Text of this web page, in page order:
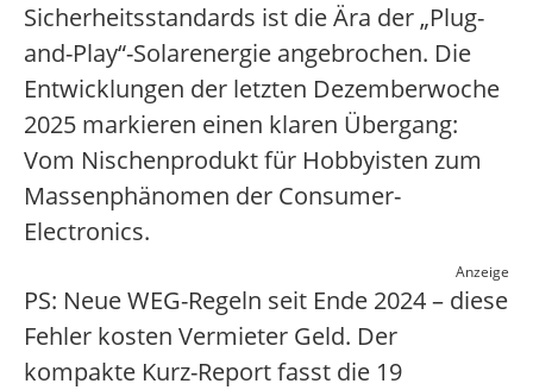
Sicherheitsstandards ist die Ära der „Plug-
and-Play“-Solarenergie angebrochen. Die
Entwicklungen der letzten Dezemberwoche
2025 markieren einen klaren Übergang:
Vom Nischenprodukt für Hobbyisten zum
Massenphänomen der Consumer-
Electronics.
Anzeige
PS: Neue WEG-Regeln seit Ende 2024 – diese
Fehler kosten Vermieter Geld. Der
kompakte Kurz-Report fasst die 19